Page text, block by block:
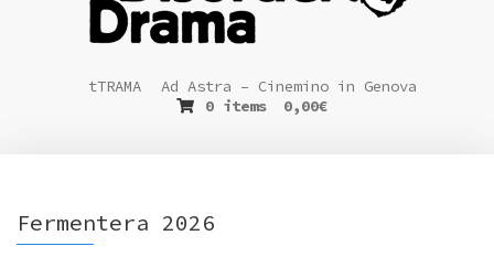
tTRAMA
Ad Astra – Cinemino in Genova
0 items
0,00€
Fermentera 2026